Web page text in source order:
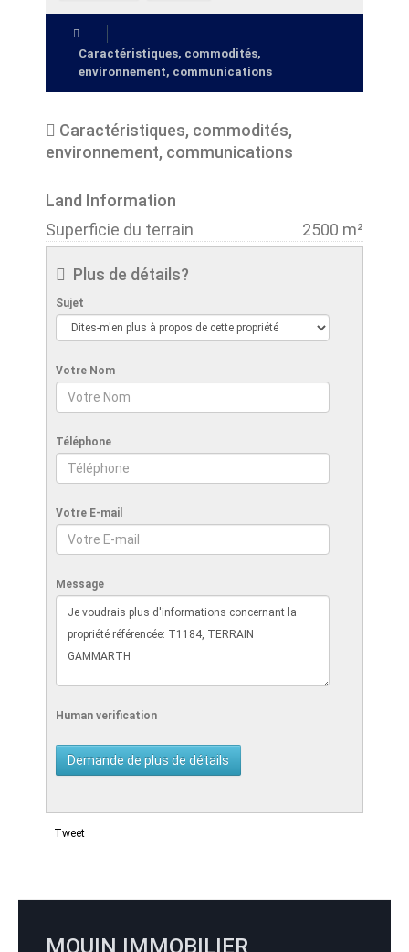
Caractéristiques, commodités,
environnement, communications
Caractéristiques, commodités,
environnement, communications
Land Information
Superficie du terrain
2500 m²
Plus de détails?
Sujet
Votre Nom
Téléphone
Votre E-mail
Message
Human verification
Tweet
MOUIN IMMOBILIER